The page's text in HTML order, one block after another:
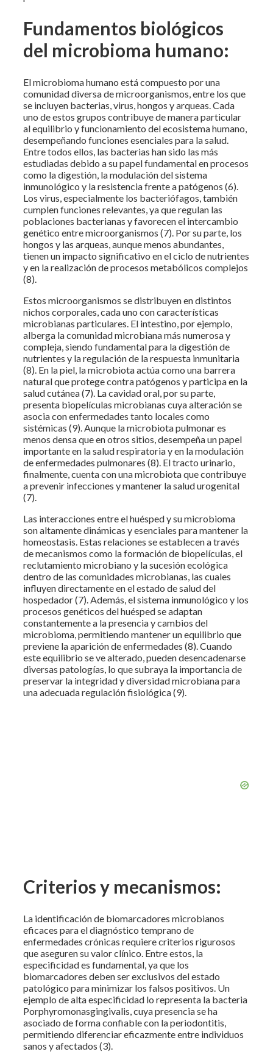
Fundamentos biológicos
del microbioma humano:
El microbioma humano está compuesto por una
comunidad diversa de microorganismos, entre los que
se incluyen bacterias, virus, hongos y arqueas. Cada
uno de estos grupos contribuye de manera particular
al equilibrio y funcionamiento del ecosistema humano,
desempeñando funciones esenciales para la salud.
Entre todos ellos, las bacterias han sido las más
estudiadas debido a su papel fundamental en procesos
como la digestión, la modulación del sistema
inmunológico y la resistencia frente a patógenos (6).
Los virus, especialmente los bacteriófagos, también
cumplen funciones relevantes, ya que regulan las
poblaciones bacterianas y favorecen el intercambio
genético entre microorganismos (7). Por su parte, los
hongos y las arqueas, aunque menos abundantes,
tienen un impacto significativo en el ciclo de nutrientes
y en la realización de procesos metabólicos complejos
(8).
Estos microorganismos se distribuyen en distintos
nichos corporales, cada uno con características
microbianas particulares. El intestino, por ejemplo,
alberga la comunidad microbiana más numerosa y
compleja, siendo fundamental para la digestión de
nutrientes y la regulación de la respuesta inmunitaria
(8). En la piel, la microbiota actúa como una barrera
natural que protege contra patógenos y participa en la
salud cutánea (7). La cavidad oral, por su parte,
presenta biopelículas microbianas cuya alteración se
asocia con enfermedades tanto locales como
sistémicas (9). Aunque la microbiota pulmonar es
menos densa que en otros sitios, desempeña un papel
importante en la salud respiratoria y en la modulación
de enfermedades pulmonares (8). El tracto urinario,
finalmente, cuenta con una microbiota que contribuye
a prevenir infecciones y mantener la salud urogenital
(7).
Las interacciones entre el huésped y su microbioma
son altamente dinámicas y esenciales para mantener la
homeostasis. Estas relaciones se establecen a través
de mecanismos como la formación de biopelículas, el
reclutamiento microbiano y la sucesión ecológica
dentro de las comunidades microbianas, las cuales
influyen directamente en el estado de salud del
hospedador (7). Además, el sistema inmunológico y los
procesos genéticos del huésped se adaptan
constantemente a la presencia y cambios del
microbioma, permitiendo mantener un equilibrio que
previene la aparición de enfermedades (8). Cuando
este equilibrio se ve alterado, pueden desencadenarse
diversas patologías, lo que subraya la importancia de
preservar la integridad y diversidad microbiana para
una adecuada regulación fisiológica (9).
Criterios y mecanismos:
La identificación de biomarcadores microbianos
eficaces para el diagnóstico temprano de
enfermedades crónicas requiere criterios rigurosos
que aseguren su valor clínico. Entre estos, la
especificidad es fundamental, ya que los
biomarcadores deben ser exclusivos del estado
patológico para minimizar los falsos positivos. Un
ejemplo de alta especificidad lo representa la bacteria
Porphyromonasgingivalis, cuya presencia se ha
asociado de forma confiable con la periodontitis,
permitiendo diferenciar eficazmente entre individuos
sanos y afectados (3).